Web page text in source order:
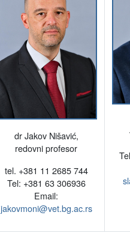
dr Jakov Nišavić,
redovni profesor
tel. +381 11 2685 744
Tel: +381 63 306936
Email:
jakovmoni@vet.bg.ac.rs